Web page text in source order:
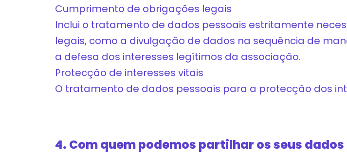
Cumprimento de obrigações legais
Inclui o tratamento de dados pessoais estritamente
legais, como a divulgação de dados na sequência de
a defesa dos interesses legítimos da associação.
Protecção de interesses vitais
O tratamento de dados pessoais para a protecção dos
4. Com quem podemos partilhar os seus